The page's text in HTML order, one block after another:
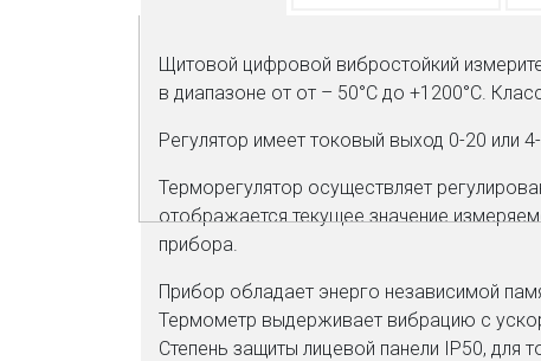
Приборы
Щитовой цифровой вибростойкий
в диапазоне от от – 50°С до +1200°С.
Регулятор имеет токовый выход 0-20 или
Терморегулятор осуществляет
отображается текущее значение
прибора.
Прибор обладает энерго независимой
Термометр выдерживает вибрацию с
Степень защиты лицевой панели IP50,